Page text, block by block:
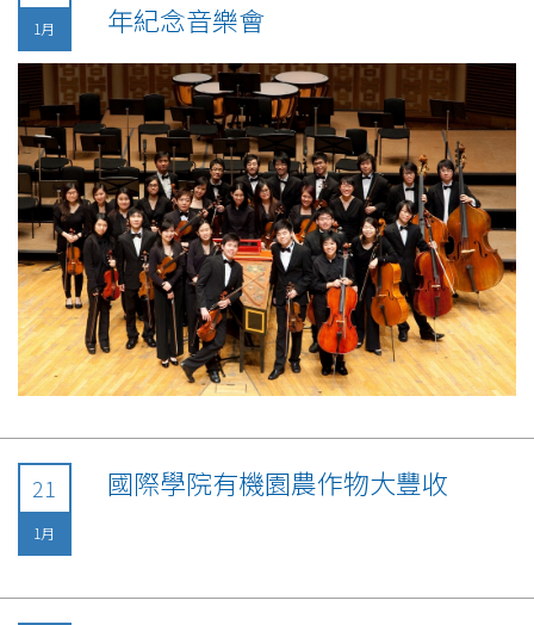
1月
年紀念音樂會
21
1月
國際學院有機園農作物大豐收